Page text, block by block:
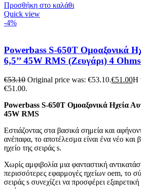
Προσθήκη στο καλάθι
Quick view
-4%
Powerbass S-650T Ομοαξονικά
6,5’’ 45W RMS (Ζευγάρι) 4
€53.10 Original price was: €53.10.€51.00Η
€51.00.
Powerbass S-650T Ομοαξονικά Ηχεία
45W RMS
Εστιάζοντας στα βασικά σημεία και
ανέπαφα, το αποτέλεσμα είναι ένα νέο και
ηχείο της σειράς s.
Χωρίς αμφιβολία μια φανταστική
περισσότερες εφαρμογές ηχείων oem, το
σειράς s συνεχίζει να προσφέρει